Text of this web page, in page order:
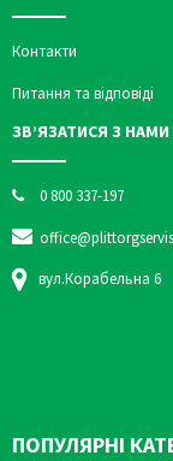
Контакти
Питання та відповіді
ЗВ’ЯЗАТИСЯ З НАМИ
0 800 337-197
вул.Корабельна 6
ПОПУЛЯРНІ